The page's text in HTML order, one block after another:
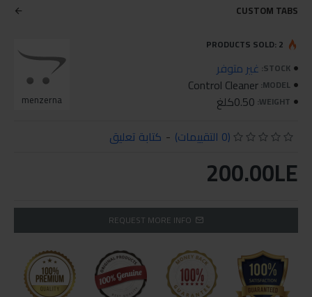
CUSTOM TABS
STOCK: غير متوفر
MODEL:
Control Cleaner
WEIGHT: 0.50كلغ menzerna
PRODUCTS SOLD: 2
(0 التقييمات) - كتابة تعليق
200.00LE
REQUEST MORE INFO